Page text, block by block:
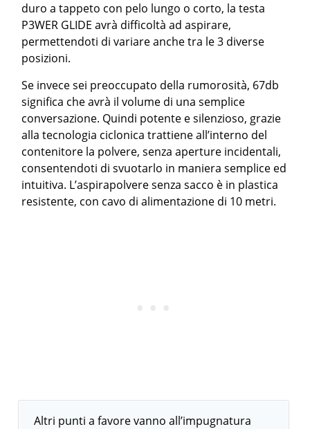
duro a tappeto con pelo lungo o corto, la testa
P3WER GLIDE avrà difficoltà ad aspirare,
permettendoti di variare anche tra le 3 diverse
posizioni.
Se invece sei preoccupato della rumorosità, 67db
significa che avrà il volume di una semplice
conversazione. Quindi potente e silenzioso, grazie
alla tecnologia ciclonica trattiene all’interno del
contenitore la polvere, senza aperture incidentali,
consentendoti di svuotarlo in maniera semplice ed
intuitiva. L’aspirapolvere senza sacco è in plastica
resistente, con cavo di alimentazione di 10 metri.
Altri punti a favore vanno all’impugnatura